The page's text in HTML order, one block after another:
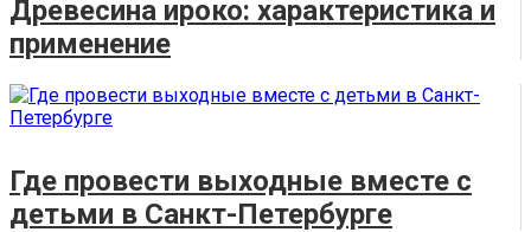
Древесина ироко: характеристика и
применение
Где провести выходные вместе с
детьми в Санкт-Петербурге